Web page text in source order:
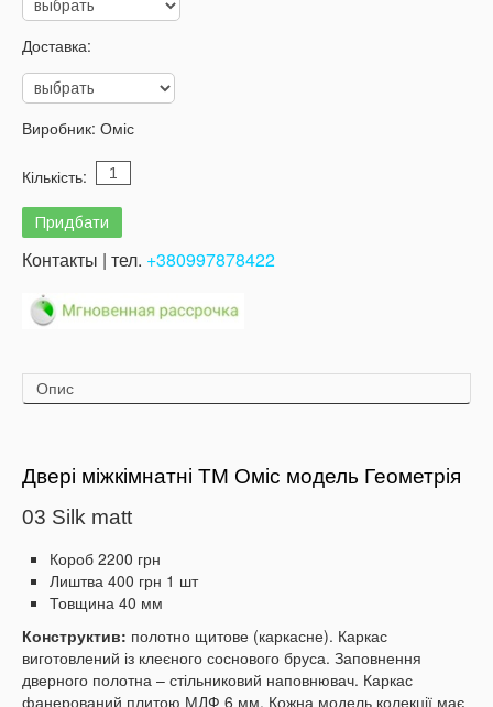
Доставка:
Виробник: Оміс
Кількість:
Контакты | тел. +380997878422
Опис
Двері міжкімнатні ТМ Оміс модель Геометрія
03 Silk matt
Короб 2200 грн
Лиштва 400 грн 1 шт
Товщина 40 мм
Конструктив: полотно щитове (каркасне). Каркас
виготовлений із клеєного соснового бруса. Заповнення
дверного полотна – стільниковий наповнювач. Каркас
фанерований плитою МДФ 6 мм. Кожна модель колекції має